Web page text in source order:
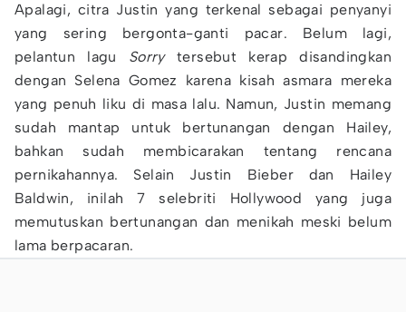
Apalagi, citra Justin yang terkenal sebagai penyanyi
yang sering bergonta-ganti pacar. Belum lagi,
pelantun lagu Sorry tersebut kerap disandingkan
dengan Selena Gomez karena kisah asmara mereka
yang penuh liku di masa lalu. Namun, Justin memang
sudah mantap untuk bertunangan dengan Hailey,
bahkan sudah membicarakan tentang rencana
pernikahannya. Selain Justin Bieber dan Hailey
Baldwin, inilah 7 selebriti Hollywood yang juga
memutuskan bertunangan dan menikah meski belum
lama berpacaran.